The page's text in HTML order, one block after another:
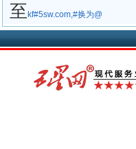
至 kf#5sw.com,#换为@